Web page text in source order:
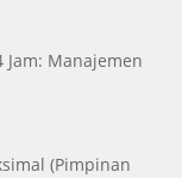
Jam: Manajemen
(Pimpinan